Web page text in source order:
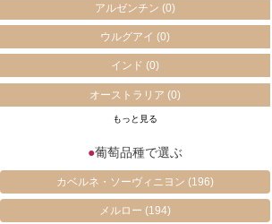
アルゼンチン(0)
ウルグアイ(0)
インド(0)
オーストラリア(0)
もっと見る
●葡萄品種で選ぶ
カベルネ・ソーヴィニヨン(196)
メルロー(194)